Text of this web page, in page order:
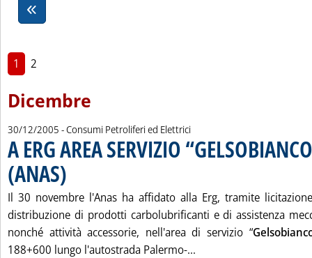
1 2
Dicembre
30/12/2005 - Consumi Petroliferi ed Elettrici
A ERG AREA SERVIZIO
(ANAS)
Il 30 novembre l'Anas ha affidato alla Erg, tramite
distribuzione di prodotti carbolubrificanti e di assistenza
nonché attività accessorie, nell'area di servizio “
188+600 lungo l'autostrada Palermo-...